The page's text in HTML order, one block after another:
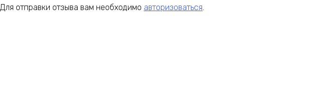
Для отправки отзыва вам необходимо авторизоваться